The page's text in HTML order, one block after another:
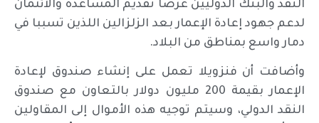
‌النقد والبنك ​الدوليين ‌عرضا ⁠تقديم ​المساعدة والائتمان
⁠لدعم جهود إعادة الإعمار بعد الزلزالين اللذين تسببا ⁠في
دمار واسع ‌بمناطق ‌من البلاد.
وأضافت ​أن ‌فنزويلا تعمل ‌على إنشاء صندوق لإعادة
الإعمار بقيمة 200 ‌مليون دولار بالتعاون مع صندوق
⁠النقد ⁠الدولي، وسيتم توجيه هذه الأموال إلى المقاولين